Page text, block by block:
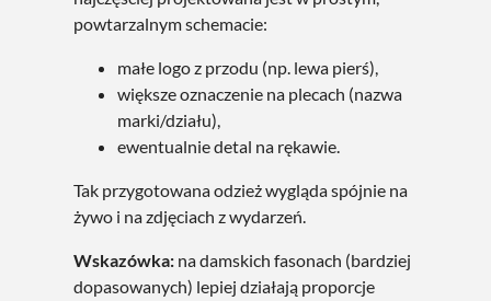
powtarzalnym schemacie:
małe logo z przodu (np. lewa pierś),
większe oznaczenie na plecach (nazwa
marki/działu),
ewentualnie detal na rękawie.
Tak przygotowana odzież wygląda spójnie na
żywo i na zdjęciach z wydarzeń.
Wskazówka: na damskich fasonach (bardziej
dopasowanych) lepiej działają proporcje